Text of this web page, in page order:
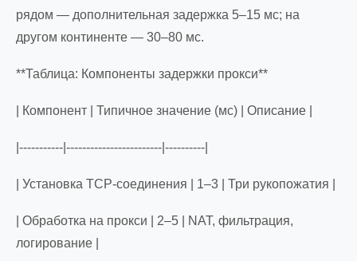
рядом — дополнительная задержка 5–15 мс; на
другом континенте — 30–80 мс.
**Таблица: Компоненты задержки прокси**
| Компонент | Типичное значение (мс) | Описание |
|-----------|------------------------|----------|
| Установка TCP-соединения | 1–3 | Три рукопожатия |
| Обработка на прокси | 2–5 | NAT, фильтрация,
логирование |